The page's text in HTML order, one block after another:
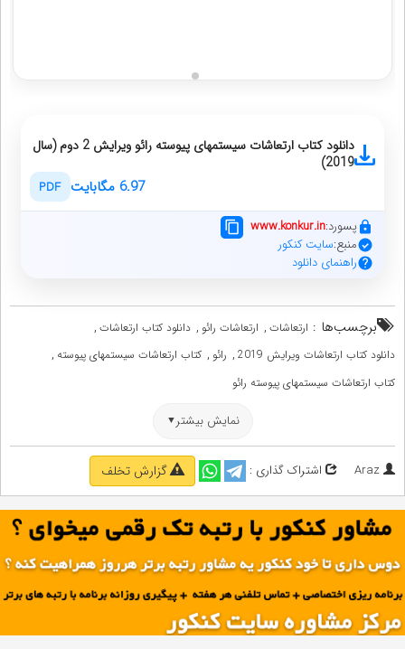
دانلود کتاب ارتعاشات سیستمهای پیوسته رائو ویرایش 2 دوم (سال
2019)
6.97 مگابایت PDF
منبع:سایت کنکور
پسورد:www.konkur.in
راهنمای دانلود
برچسب‌ها : ارتعاشات , ارتعاشات رائو , دانلود کتاب ارتعاشات ,
دانلود کتاب ارتعاشات ویرایش 2019 , رائو , کتاب ارتعاشات سیستمهای پیوسته ,
کتاب ارتعاشات سیستمهای پیوسته رائو
نمایش بیشتر
Araz اشتراک گذاری : گزارش تخلف